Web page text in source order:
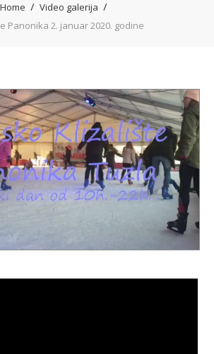
Home
Video galerija
Panonika 2. januar 2020. godine